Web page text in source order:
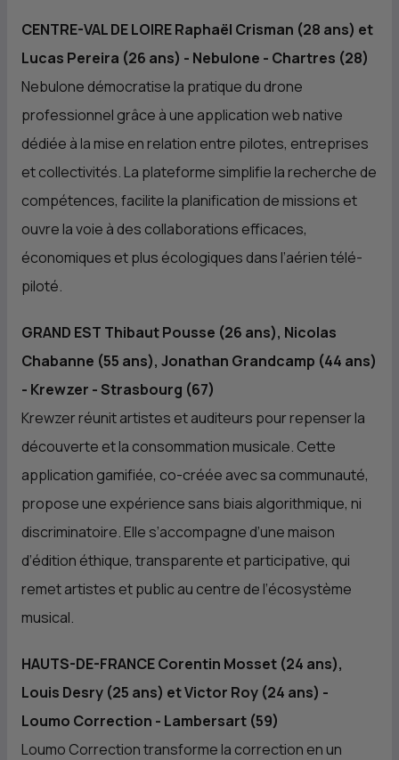
CENTRE-VAL DE LOIRE Raphaël Crisman (28 ans) et
Lucas Pereira (26 ans) - Nebulone - Chartres (28)
Nebulone démocratise la pratique du drone
professionnel grâce à une application web native
dédiée à la mise en relation entre pilotes, entreprises
et collectivités. La plateforme simplifie la recherche de
compétences, facilite la planification de missions et
ouvre la voie à des collaborations efficaces,
économiques et plus écologiques dans l’aérien télé-
piloté.
GRAND EST Thibaut Pousse (26 ans), Nicolas
Chabanne (55 ans), Jonathan Grandcamp (44 ans)
- Krewzer - Strasbourg (67)
Krewzer réunit artistes et auditeurs pour repenser la
découverte et la consommation musicale. Cette
application gamifiée, co-créée avec sa communauté,
propose une expérience sans biais algorithmique, ni
discriminatoire. Elle s’accompagne d’une maison
d’édition éthique, transparente et participative, qui
remet artistes et public au centre de l’écosystème
musical.
HAUTS-DE-FRANCE Corentin Mosset (24 ans),
Louis Desry (25 ans) et Victor Roy (24 ans) -
Loumo Correction - Lambersart (59)
Loumo Correction transforme la correction en un